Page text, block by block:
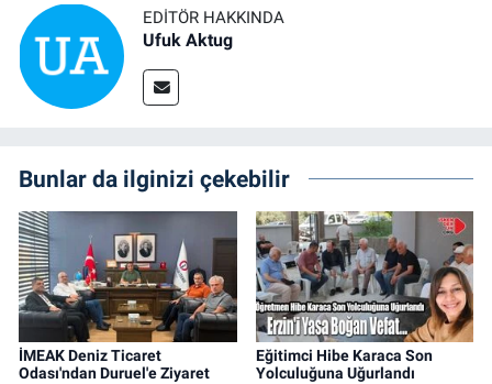
EDITÖR HAKKINDA
Ufuk Aktug
Bunlar da ilginizi çekebilir
İMEAK Deniz Ticaret
Odası'ndan Duruel'e Ziyaret
Eğitimci Hibe Karaca Son
Yolculuğuna Uğurlandı